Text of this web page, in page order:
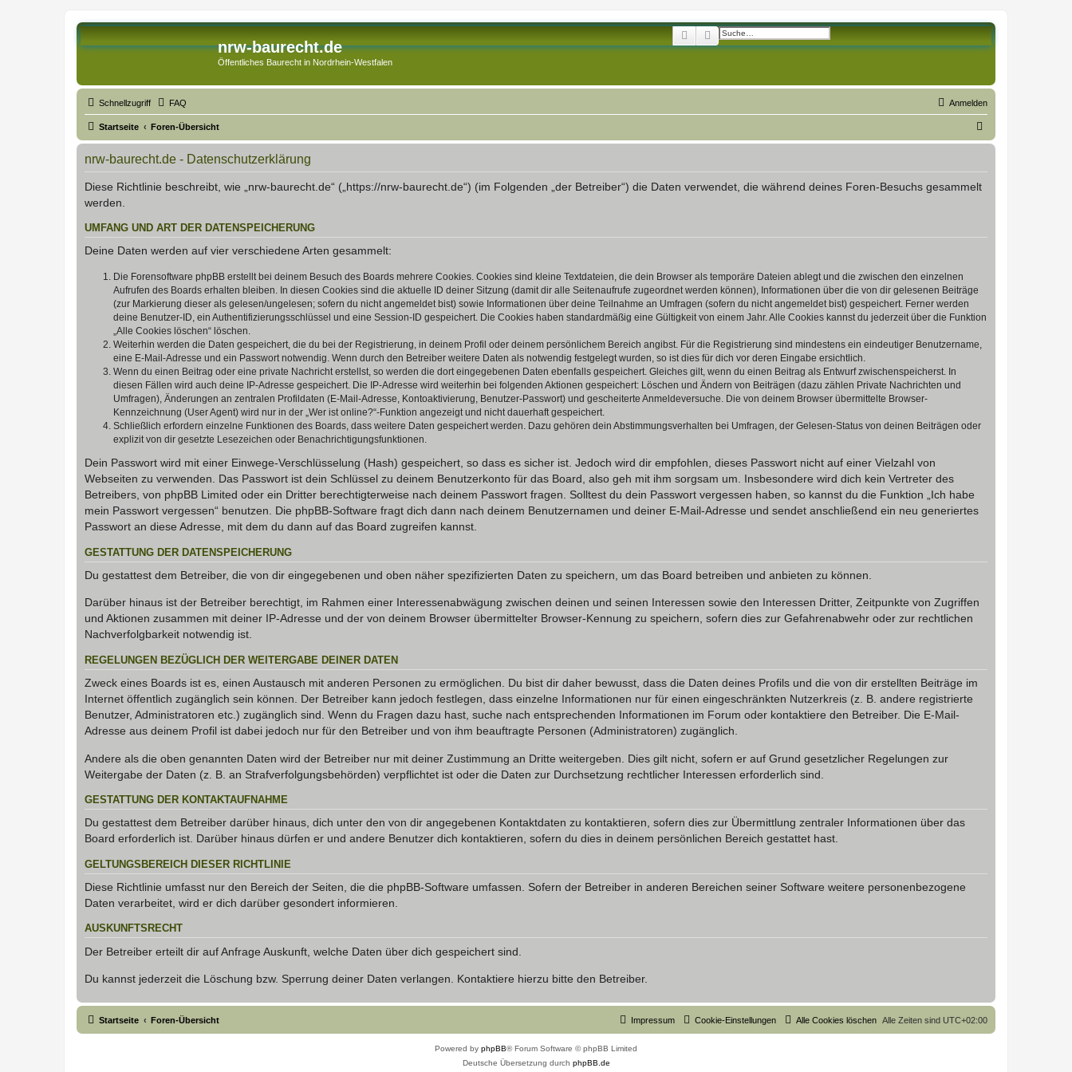
nrw-baurecht.de
Öffentliches Baurecht in Nordrhein-Westfalen
SucheErweiterte Suche
Schnellzugriff FAQ Anmelden
Startseite Foren-Übersicht
u
nrw-baurecht.de - Datenschutzerklärung
Diese Richtlinie beschreibt, wie „nrw-baurecht.de“ („https://nrw-baurecht.de“) (im Folgenden „der Betreiber“) die Daten verwendet, die während deines Foren-Besuchs gesammelt
werden.
UMFANG UND ART DER DATENSPEICHERUNG
Deine Daten werden auf vier verschiedene Arten gesammelt:
Die Forensoftware phpBB erstellt bei deinem Besuch des Boards mehrere Cookies. Cookies sind kleine Textdateien, die dein Browser als temporäre Dateien ablegt und die zwischen den einzelnen
Aufrufen des Boards erhalten bleiben. In diesen Cookies sind die aktuelle ID deiner Sitzung (damit dir alle Seitenaufrufe zugeordnet werden können), Informationen über die von dir gelesenen Beiträge
(zur Markierung dieser als gelesen/ungelesen; sofern du nicht angemeldet bist) sowie Informationen über deine Teilnahme an Umfragen (sofern du nicht angemeldet bist) gespeichert. Ferner werden
deine Benutzer-ID, ein Authentifizierungsschlüssel und eine Session-ID gespeichert. Die Cookies haben standardmäßig eine Gültigkeit von einem Jahr. Alle Cookies kannst du jederzeit über die Funktion
„Alle Cookies löschen“ löschen.
Weiterhin werden die Daten gespeichert, die du bei der Registrierung, in deinem Profil oder deinem persönlichem Bereich angibst. Für die Registrierung sind mindestens ein eindeutiger Benutzername,
eine E-Mail-Adresse und ein Passwort notwendig. Wenn durch den Betreiber weitere Daten als notwendig festgelegt wurden, so ist dies für dich vor deren Eingabe ersichtlich.
Wenn du einen Beitrag oder eine private Nachricht erstellst, so werden die dort eingegebenen Daten ebenfalls gespeichert. Gleiches gilt, wenn du einen Beitrag als Entwurf zwischenspeicherst. In
diesen Fällen wird auch deine IP-Adresse gespeichert. Die IP-Adresse wird weiterhin bei folgenden Aktionen gespeichert: Löschen und Ändern von Beiträgen (dazu zählen Private Nachrichten und
Umfragen), Änderungen an zentralen Profildaten (E-Mail-Adresse, Kontoaktivierung, Benutzer-Passwort) und gescheiterte Anmeldeversuche. Die von deinem Browser übermittelte Browser-
Kennzeichnung (User Agent) wird nur in der „Wer ist online?“-Funktion angezeigt und nicht dauerhaft gespeichert.
Schließlich erfordern einzelne Funktionen des Boards, dass weitere Daten gespeichert werden. Dazu gehören dein Abstimmungsverhalten bei Umfragen, der Gelesen-Status von deinen Beiträgen oder
explizit von dir gesetzte Lesezeichen oder Benachrichtigungsfunktionen.
Dein Passwort wird mit einer Einwege-Verschlüsselung (Hash) gespeichert, so dass es sicher ist. Jedoch wird dir empfohlen, dieses Passwort nicht auf einer Vielzahl von
Webseiten zu verwenden. Das Passwort ist dein Schlüssel zu deinem Benutzerkonto für das Board, also geh mit ihm sorgsam um. Insbesondere wird dich kein Vertreter des
Betreibers, von phpBB Limited oder ein Dritter berechtigterweise nach deinem Passwort fragen. Solltest du dein Passwort vergessen haben, so kannst du die Funktion „Ich habe
mein Passwort vergessen“ benutzen. Die phpBB-Software fragt dich dann nach deinem Benutzernamen und deiner E-Mail-Adresse und sendet anschließend ein neu generiertes
Passwort an diese Adresse, mit dem du dann auf das Board zugreifen kannst.
GESTATTUNG DER DATENSPEICHERUNG
Du gestattest dem Betreiber, die von dir eingegebenen und oben näher spezifizierten Daten zu speichern, um das Board betreiben und anbieten zu können.
Darüber hinaus ist der Betreiber berechtigt, im Rahmen einer Interessenabwägung zwischen deinen und seinen Interessen sowie den Interessen Dritter, Zeitpunkte von Zugriffen
und Aktionen zusammen mit deiner IP-Adresse und der von deinem Browser übermittelter Browser-Kennung zu speichern, sofern dies zur Gefahrenabwehr oder zur rechtlichen
Nachverfolgbarkeit notwendig ist.
REGELUNGEN BEZÜGLICH DER WEITERGABE DEINER DATEN
Zweck eines Boards ist es, einen Austausch mit anderen Personen zu ermöglichen. Du bist dir daher bewusst, dass die Daten deines Profils und die von dir erstellten Beiträge im
Internet öffentlich zugänglich sein können. Der Betreiber kann jedoch festlegen, dass einzelne Informationen nur für einen eingeschränkten Nutzerkreis (z. B. andere registrierte
Benutzer, Administratoren etc.) zugänglich sind. Wenn du Fragen dazu hast, suche nach entsprechenden Informationen im Forum oder kontaktiere den Betreiber. Die E-Mail-
Adresse aus deinem Profil ist dabei jedoch nur für den Betreiber und von ihm beauftragte Personen (Administratoren) zugänglich.
Andere als die oben genannten Daten wird der Betreiber nur mit deiner Zustimmung an Dritte weitergeben. Dies gilt nicht, sofern er auf Grund gesetzlicher Regelungen zur
Weitergabe der Daten (z. B. an Strafverfolgungsbehörden) verpflichtet ist oder die Daten zur Durchsetzung rechtlicher Interessen erforderlich sind.
GESTATTUNG DER KONTAKTAUFNAHME
Du gestattest dem Betreiber darüber hinaus, dich unter den von dir angegebenen Kontaktdaten zu kontaktieren, sofern dies zur Übermittlung zentraler Informationen über das
Board erforderlich ist. Darüber hinaus dürfen er und andere Benutzer dich kontaktieren, sofern du dies in deinem persönlichen Bereich gestattet hast.
GELTUNGSBEREICH DIESER RICHTLINIE
Diese Richtlinie umfasst nur den Bereich der Seiten, die die phpBB-Software umfassen. Sofern der Betreiber in anderen Bereichen seiner Software weitere personenbezogene
Daten verarbeitet, wird er dich darüber gesondert informieren.
AUSKUNFTSRECHT
Der Betreiber erteilt dir auf Anfrage Auskunft, welche Daten über dich gespeichert sind.
Du kannst jederzeit die Löschung bzw. Sperrung deiner Daten verlangen. Kontaktiere hierzu bitte den Betreiber.
Startseite Foren-Übersicht Alle Zeiten sind UTC+02:00
Alle Cookies löschen
Cookie-Einstellungen
Impressum
Powered by phpBB® Forum Software © phpBB Limited
Deutsche Übersetzung durch phpBB.de